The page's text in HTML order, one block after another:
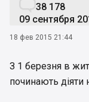
38 178
09 сентября
18 фев 2015 21:44
З 1 березня в
починають діяти